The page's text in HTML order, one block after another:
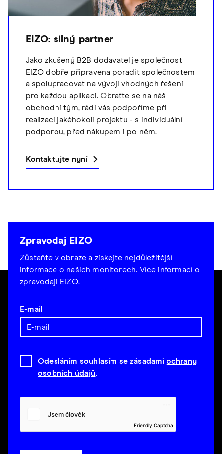
EIZO: silný partner
Jako zkušený B2B dodavatel je společnost
EIZO dobře připravena poradit společnostem
a spolupracovat na vývoji vhodných řešení
pro každou aplikaci. Obraťte se na náš
obchodní tým, rádi vás podpoříme při
realizaci jakéhokoli projektu - s individuální
podporou, před nákupem i po něm.
Kontaktujte nyní
Zpravodaj EIZO
Zůstaňte v obraze a získejte nejdůležitější
informace o našich monitorech. Více informací o
zpravodaji EIZO.
E-mail
Odesláním souhlasím se zásadami ochrany
osobních údajů.
Friendly Captcha